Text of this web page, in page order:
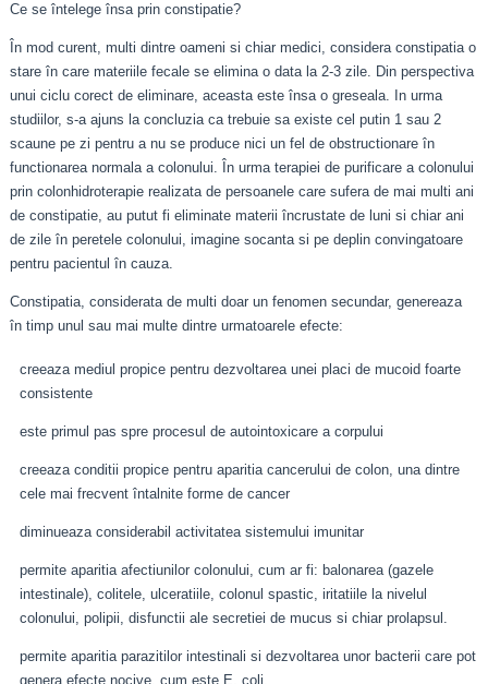
Ce se întelege însa prin constipatie?
În mod curent, multi dintre oameni si chiar medici, considera constipatia o
stare în care materiile fecale se elimina o data la 2-3 zile. Din perspectiva
unui ciclu corect de eliminare, aceasta este însa o greseala. In urma
studiilor, s-a ajuns la concluzia ca trebuie sa existe cel putin 1 sau 2
scaune pe zi pentru a nu se produce nici un fel de obstructionare în
functionarea normala a colonului. În urma terapiei de purificare a colonului
prin colonhidroterapie realizata de persoanele care sufera de mai multi ani
de constipatie, au putut fi eliminate materii încrustate de luni si chiar ani
de zile în peretele colonului, imagine socanta si pe deplin convingatoare
pentru pacientul în cauza.
Constipatia, considerata de multi doar un fenomen secundar, genereaza
în timp unul sau mai multe dintre urmatoarele efecte:
creeaza mediul propice pentru dezvoltarea unei placi de mucoid foarte
consistente
este primul pas spre procesul de autointoxicare a corpului
creeaza conditii propice pentru aparitia cancerului de colon, una dintre
cele mai frecvent întalnite forme de cancer
diminueaza considerabil activitatea sistemului imunitar
permite aparitia afectiunilor colonului, cum ar fi: balonarea (gazele
intestinale), colitele, ulceratiile, colonul spastic, iritatiile la nivelul
colonului, polipii, disfunctii ale secretiei de mucus si chiar prolapsul.
permite aparitia parazitilor intestinali si dezvoltarea unor bacterii care pot
genera efecte nocive, cum este E. coli.